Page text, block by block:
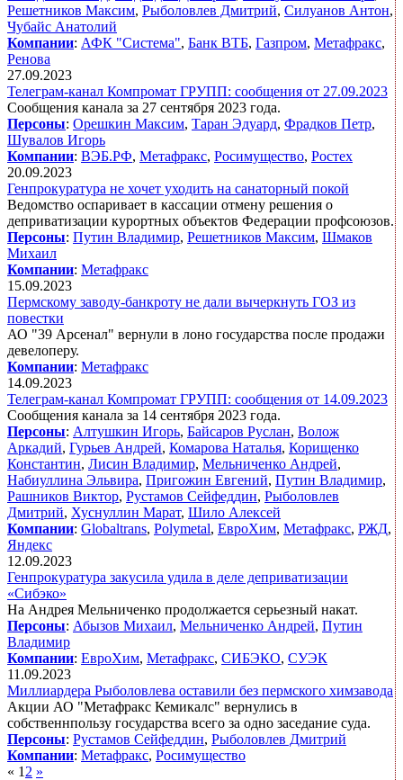
Решетников Максим, Рыболовлев Дмитрий, Силуанов Антон,
Чубайс Анатолий
Компании: АФК "Система", Банк ВТБ, Газпром, Метафракс,
Ренова
27.09.2023
Телеграм-канал Компромат ГРУПП: сообщения от 27.09.2023
Сообщения канала за 27 сентября 2023 года.
Персоны: Орешкин Максим, Таран Эдуард, Фрадков Петр,
Шувалов Игорь
Компании: ВЭБ.РФ, Метафракс, Росимущество, Ростех
20.09.2023
Генпрокуратура не хочет уходить на санаторный покой
Ведомство оспаривает в кассации отмену решения о
деприватизации курортных объектов Федерации профсоюзов.
Персоны: Путин Владимир, Решетников Максим, Шмаков
Михаил
Компании: Метафракс
15.09.2023
Пермскому заводу-банкроту не дали вычеркнуть ГОЗ из
повестки
АО "39 Арсенал" вернули в лоно государства после продажи
девелоперу.
Компании: Метафракс
14.09.2023
Телеграм-канал Компромат ГРУПП: сообщения от 14.09.2023
Сообщения канала за 14 сентября 2023 года.
Персоны: Алтушкин Игорь, Байсаров Руслан, Волож
Аркадий, Гурьев Андрей, Комарова Наталья, Корищенко
Константин, Лисин Владимир, Мельниченко Андрей,
Набиуллина Эльвира, Пригожин Евгений, Путин Владимир,
Рашников Виктор, Рустамов Сейфеддин, Рыболовлев
Дмитрий, Хуснуллин Марат, Шило Алексей
Компании: Globaltrans, Polymetal, ЕвроХим, Метафракс, РЖД,
Яндекс
12.09.2023
Генпрокуратура закусила удила в деле деприватизации
«Сибэко»
На Андрея Мельниченко продолжается серьезный накат.
Персоны: Абызов Михаил, Мельниченко Андрей, Путин
Владимир
Компании: ЕвроХим, Метафракс, СИБЭКО, СУЭК
11.09.2023
Миллиардера Рыболовлева оставили без пермского химзавода
Акции АО "Метафракс Кемикалс" вернулись в
собственнпользу государства всего за одно заседание суда.
Персоны: Рустамов Сейфеддин, Рыболовлев Дмитрий
Компании: Метафракс, Росимущество
« 1 2 »